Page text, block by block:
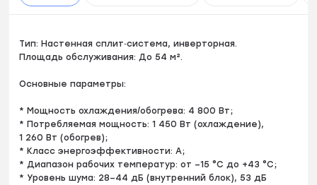
Тип: Настенная сплит‑система, инверторная.
Площадь обслуживания: До 54 м².
Основные параметры:
* Мощность охлаждения/обогрева: 4 800 Вт;
* Потребляемая мощность: 1 450 Вт (охлаждение),
1 260 Вт (обогрев);
* Класс энергоэффективности: A;
* Диапазон рабочих температур: от –15 °C до +43 °C;
* Уровень шума: 28–44 дБ (внутренний блок), 53 дБ